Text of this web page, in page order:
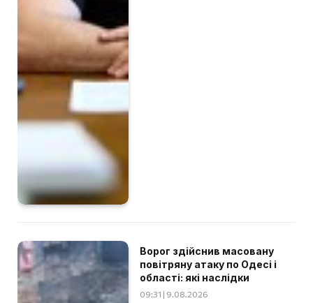
Ворог здійснив масовану
повітряну атаку по Одесі і
області: які наслідки
09:31 | 9.08.2026